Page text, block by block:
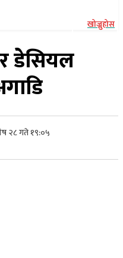
खोज्नुहोस
डेसियल
२८ गते १९:०५